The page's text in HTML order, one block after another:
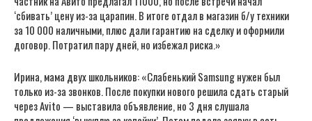
‘сбивать’ цену из-за царапин. В итоге отдал в магазин б/у техники
за 10 000 наличными, плюс дали гарантию на сделку и оформили
договор. Потратил пару дней, но избежал риска.»
Ирина, мама двух школьников: «Слабенький Samsung нужен был
только из-за звонков. После покупки нового решила сдать старый
через Avito — выставила объявление, но 3 дня слушала